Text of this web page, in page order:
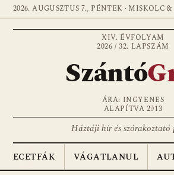
2026. AUGUSZTUS 7., PÉNTEK · MISKOLC &
XIV. ÉVFOLYAM
2026 / 32. LAPSZÁM
Szántó
ÁRA: INGYENES
ALAPÍTVA 2013
Háztáji hír és
ECETFÁK VÁGATLANUL